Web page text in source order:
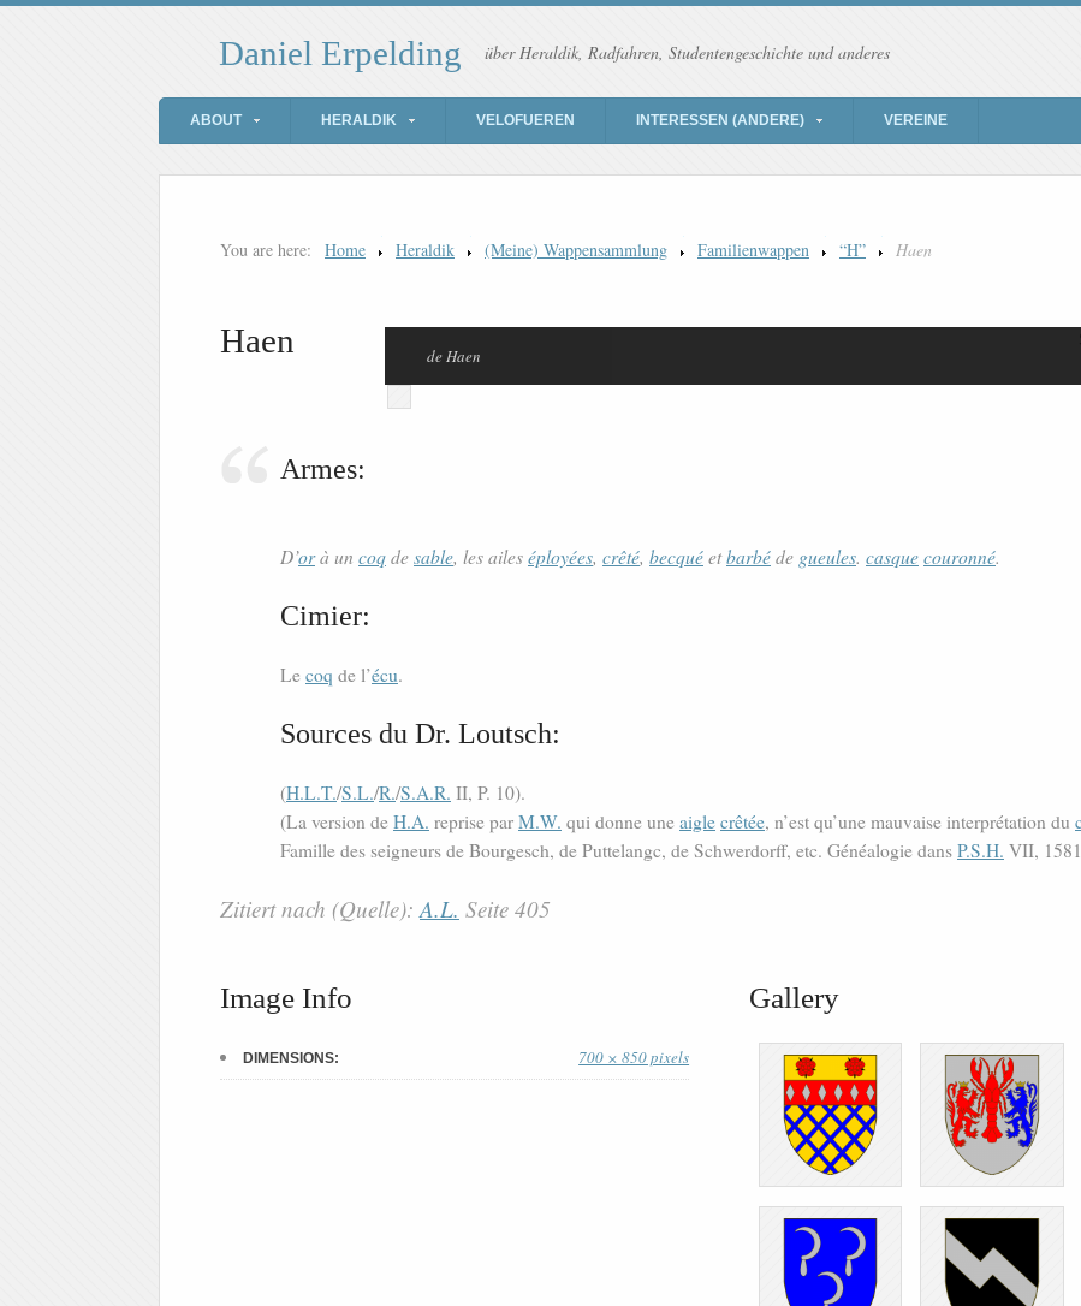
Daniel Erpelding über Heraldik, Radfahren, Studentengeschichte und anderes
ABOUT HERALDIK VELOFUEREN INTERESSEN (ANDERE) VEREINE
You are here: Home Heraldik (Meine) Wappensammlung Familienwappen “H” Haen
Haen de Haen
Armes:
D’orà un coqdesable, les aileséployées, crêté, becquéetbarbéde gueules. casquecouronné.
Cimier:
Le coq de l’écu.
Sources du Dr. Loutsch:
(H.L.T./S.L./R./S.A.R. II, P. 10).
(La version de H.A. reprise par M.W. qui donne une aigle crêtée, n’est qu’une mauvaise interprétation du
Famille des seigneurs de Bourgesch, de Puttelangc, de Schwerdorff, etc. Généalogie dans P.S.H. VII,
Zitiert nach (Quelle):A.L. Seite 405
Image Info
DIMENSIONS: 700 × 850 pixels
Gallery